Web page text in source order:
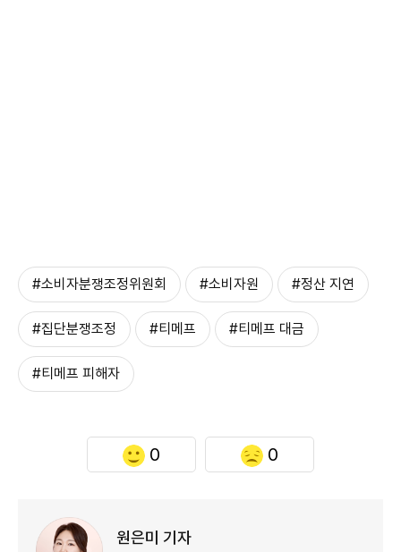
#소비자분쟁조정위원회 #소비자원 #정산 지연
#집단분쟁조정 #티메프 #티메프 대금
#티메프 피해자
0 0
원은미 기자